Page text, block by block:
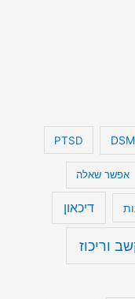
DSM
PTSD
אפשר שאלה
דיכאון
וריכוז